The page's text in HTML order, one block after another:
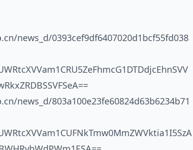
news_d/0393cef9df6407020d1bcf55fd038
news_d/803a100e23fe60824d63b6234b71